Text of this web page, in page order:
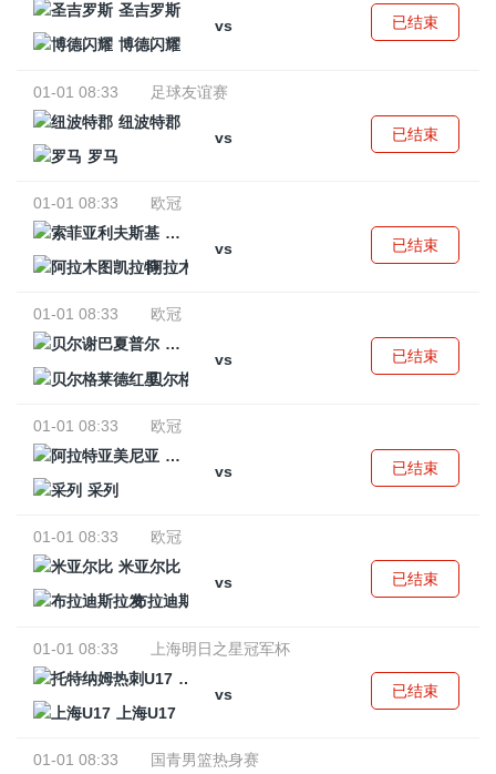
圣吉罗斯
vs
博德闪耀
已结束
01-01 08:33
足球友谊赛
纽波特郡
vs
罗马
已结束
01-01 08:33
欧冠
索菲亚利夫斯基
vs
阿拉木图凯拉特
已结束
01-01 08:33
欧冠
贝尔谢巴夏普尔
vs
贝尔格莱德红星
已结束
01-01 08:33
欧冠
阿拉特亚美尼亚
vs
采列
已结束
01-01 08:33
欧冠
米亚尔比
vs
布拉迪斯拉发
已结束
01-01 08:33
上海明日之星冠军杯
托特纳姆热刺U17
vs
上海U17
已结束
01-01 08:33
国青男篮热身赛